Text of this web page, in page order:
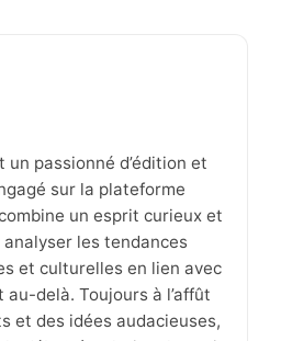
passionné d’édition et
sur la plateforme
un esprit curieux et
les tendances
et culturelles en lien avec
au-delà. Toujours à l’affût
et des idées audacieuses,